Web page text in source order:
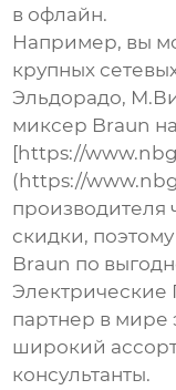
в офлайн.
Например, вы
крупных
Эльдорадо,
миксер Braun
[https://
(https://
производителя
скидки,
Braun по
партнер в мире
широкий
консультанты.